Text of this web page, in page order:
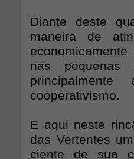
Diante deste
maneira de
nas pequenas
cooperativismo.
E aqui neste
das Vertentes
ciente de sua